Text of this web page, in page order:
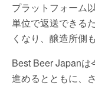
プラットフォーム
単位で返送できる
くなり、醸造所側
Best Beer Japan
進めるとともに、